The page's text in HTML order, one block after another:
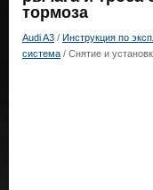
тормоза
Audi A3 / Инструкция по
система / Снятие и